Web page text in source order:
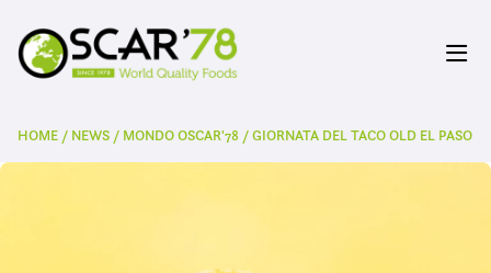
HOME / NEWS / MONDO OSCAR'78 /GIORNATA DEL TACO OLD EL PASO